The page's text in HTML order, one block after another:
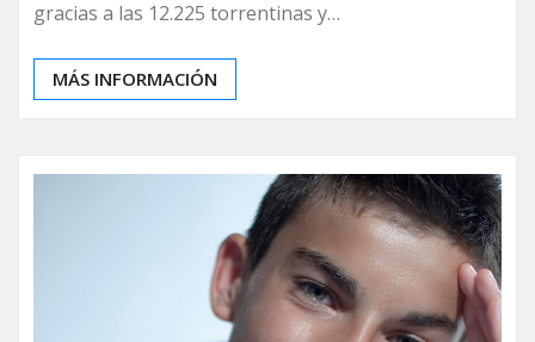
gracias a las 12.225 torrentinas y…
MÁS INFORMACIÓN